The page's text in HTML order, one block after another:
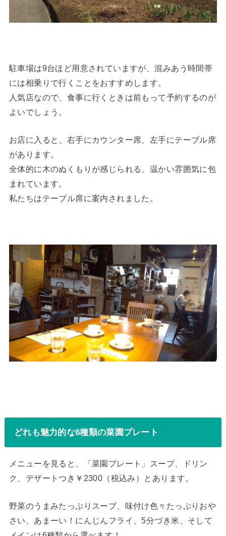
駐車場は9台ほど用意されていますが、混みあう時間帯
には相乗りで行くことをおすすめします。
人気店なので、食事に行くときは前もって予約するのが
よいでしょう。
お店に入ると、右手にカウンター席、左手にテーブル席
があります。
全体的に木のぬくもりが感じられる、温かい雰囲気に包
まれています。
私たちはテーブル席に案内されました。
どれも魅力的な6種類の菜園プレート
メニューを見ると、「菜園プレート」スープ、ドリン
ク、デザートつき￥2300（税込み）とあります。
野菜のうまみたっぷりスープ、味付け色々たっぷりおや
さい、あまーい！にんじんフライ、5分づき米、そして